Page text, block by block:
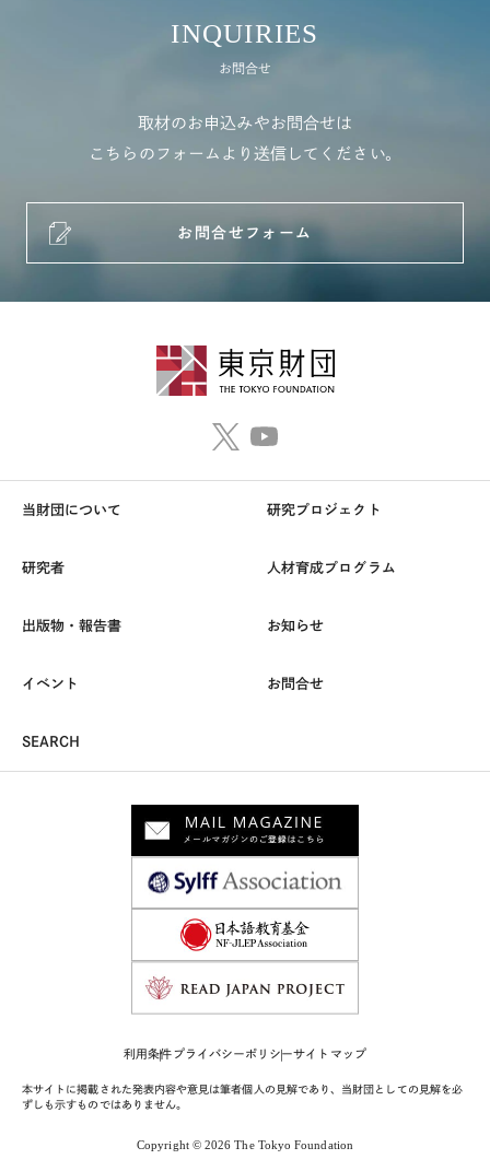
INQUIRIES
お問合せ
取材のお申込みやお問合せは
こちらのフォームより送信してください。
お問合せフォーム
当財団について 研究プロジェクト
研究者 人材育成プログラム
出版物・報告書 お知らせ
イベント お問合せ
SEARCH
利用条件プライバシーポリシーサイトマップ
本サイトに掲載された発表内容や意見は筆者個人の見解であり、当財団としての見解を必
ずしも示すものではありません。
Copyright © 2026 The Tokyo Foundation